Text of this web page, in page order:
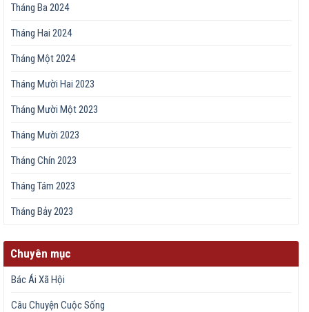
Tháng Ba 2024
Tháng Hai 2024
Tháng Một 2024
Tháng Mười Hai 2023
Tháng Mười Một 2023
Tháng Mười 2023
Tháng Chín 2023
Tháng Tám 2023
Tháng Bảy 2023
Chuyên mục
Bác Ái Xã Hội
Câu Chuyện Cuộc Sống